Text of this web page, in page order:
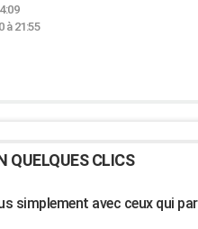
à 21:55
QUELQUES CLICS
simplement avec ceux qui